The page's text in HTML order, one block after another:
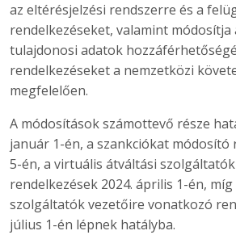
az eltérésjelzési rendszerre és a
rendelkezéseket, valamint módosítja
tulajdonosi adatok
rendelkezéseket a nemzetközi
megfelelően.
A módosítások számottevő része
január 1-én, a szankciókat módosító
5-én, a virtuális átváltási
rendelkezések 2024. április 1-én,
szolgáltatók vezetőire vonatkozó
július 1-én lépnek hatályba.